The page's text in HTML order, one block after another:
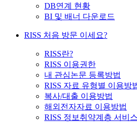
DB연계 현황
BI 및 배너 다운로드
RISS 처음 방문 이세요?
RISS란?
RISS 이용권한
내 관심논문 등록방법
RISS 자료 유형별 이용방
복사/대출 이용방법
해외전자자료 이용방법
RISS 정보취약계층 서비